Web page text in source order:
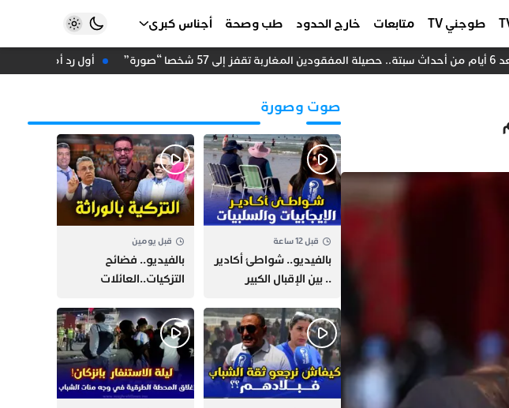
طوجني TV متابعات خارج الحدود طب وصحة أجناس كبرى
أول رد أمريكي رسمي
صوت وصورة
قبل 12 ساعة
بالفيديو.. شواطئ أكادير
.. بين الإقبال الكبير
الازدحام وغلاء الكراء
قبل يومين
بالفيديو.. فضائح
التزكيات..العائلات
وقصة “وهبي”
و”السيمو” تثير الجدل